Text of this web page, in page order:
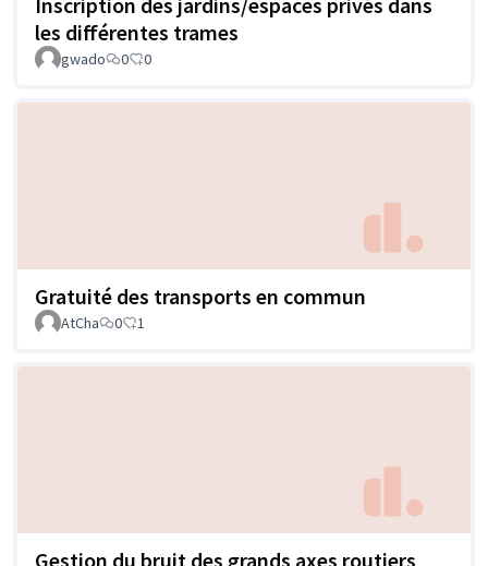
les différentes trames
gwado 0 0
Gratuité des transports en commun
AtCha 0 1
Gestion du bruit des grands axes routiers